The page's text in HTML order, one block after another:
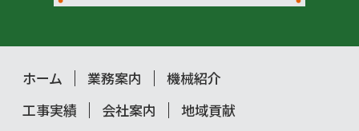
ホーム 業務案内
機械紹介
工事実績
会社案内
地域貢献